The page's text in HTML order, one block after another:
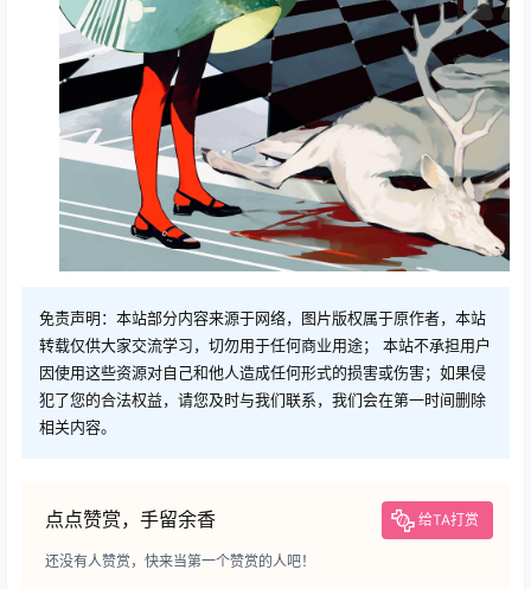
免责声明：本站部分内容来源于网络，图片版权属于原作者，本站
转载仅供大家交流学习，切勿用于任何商业用途； 本站不承担用户
因使用这些资源对自己和他人造成任何形式的损害或伤害；如果侵
犯了您的合法权益，请您及时与我们联系，我们会在第一时间删除
相关内容。
点点赞赏，手留余香 给TA打赏
还没有人赞赏，快来当第一个赞赏的人吧！